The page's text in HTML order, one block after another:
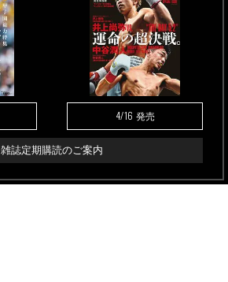
4/16 発売
雑誌定期購読のご案内